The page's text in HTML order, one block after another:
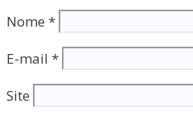
Nome *
E-mail *
Site